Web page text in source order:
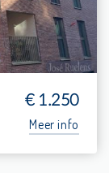
€ 1.250
Meer info